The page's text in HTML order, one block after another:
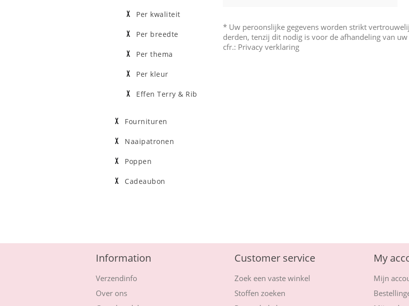
* Uw peroonslijke gegevens worden strikt
derden, tenzij dit nodig is voor de afhandeling van
cfr.: Privacy verklaring
Per kwaliteit
Per breedte
Per thema
Per kleur
Effen Terry & Rib
Fournituren
Naaipatronen
Poppen
Cadeaubon
Information
Verzendinfo
Over ons
Customer service
Zoek een vaste winkel
Stoffen zoeken
My
Mijn